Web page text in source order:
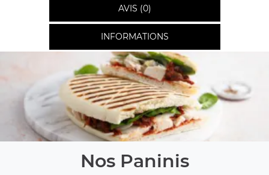
AVIS (0)
INFORMATIONS
Nos Paninis